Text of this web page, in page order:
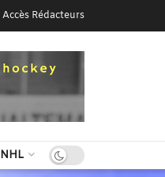
Accès Rédacteurs
NHL